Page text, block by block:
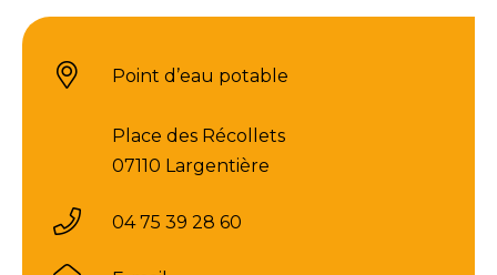
Point d’eau potable
Place des Récollets
07110 Largentière
04 75 39 28 60